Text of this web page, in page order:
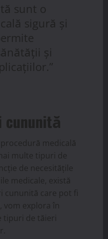
sunt o
sigură și
și
cununită
medicală
multe tipuri de
de necesitățile
medicale, există
cununită care pot fi
vom explora în
tipuri de tăieri